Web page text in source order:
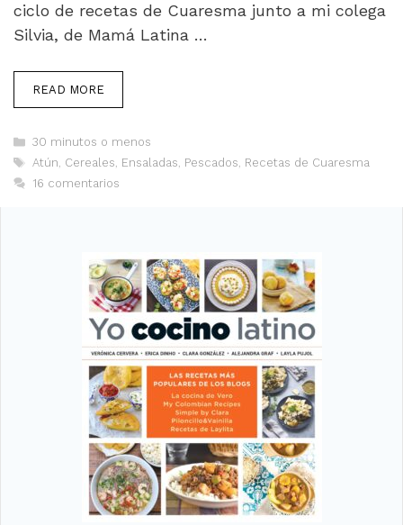
ciclo de recetas de Cuaresma junto a mi colega
Silvia, de Mamá Latina …
READ MORE
Categorías
30 minutos o menos
Etiquetas
Atún, Cereales, Ensaladas, Pescados, Recetas de Cuaresma
16 comentarios